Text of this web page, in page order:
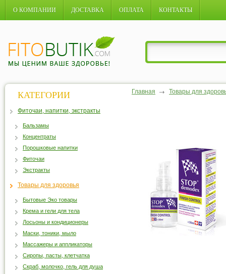
О КОМПАНИИ ДОСТАВКА ОПЛАТА КОНТАКТЫ
Главная Товары для
КАТЕГОРИИ
Фиточаи, напитки, экстракты
Бальзамы
Концентраты
Порошковые напитки
Фиточаи
Экстракты
Товары для здоровья
Бытовые Эко товары
Крема и гели для тела
Лосьоны и кондиционеры
Маски, тоники, мыло
Массажеры и аппликаторы
Сиропы, пасты, клетчатка
Скраб, молочко, гель для душа